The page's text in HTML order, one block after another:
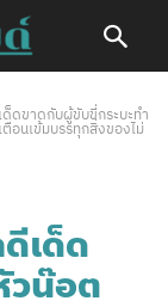
ดขาดกับผู้ขับขี่กระบะทำ
อนเข้มบรรทุกสิ่งของไม่
เด็ด
วน๊อต